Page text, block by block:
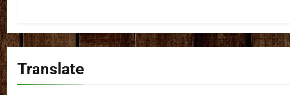
Translate